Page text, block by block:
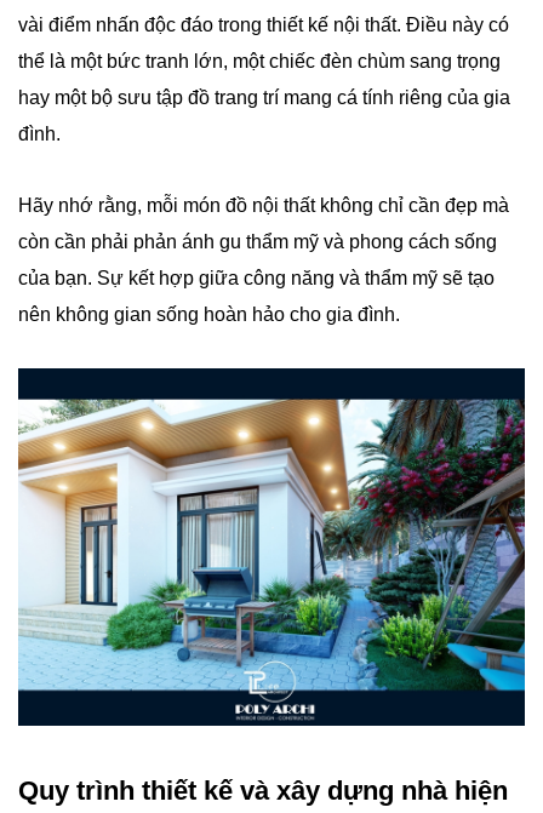
vài điểm nhấn độc đáo trong thiết kế nội thất. Điều này có
thể là một bức tranh lớn, một chiếc đèn chùm sang trọng
hay một bộ sưu tập đồ trang trí mang cá tính riêng của gia
đình.
Hãy nhớ rằng, mỗi món đồ nội thất không chỉ cần đẹp mà
còn cần phải phản ánh gu thẩm mỹ và phong cách sống
của bạn. Sự kết hợp giữa công năng và thẩm mỹ sẽ tạo
nên không gian sống hoàn hảo cho gia đình.
Quy trình thiết kế và xây dựng nhà hiện